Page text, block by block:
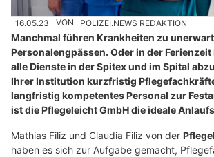
16.05.23 VON POLIZEI.NEWS REDAKTION
Manchmal führen Krankheiten zu
Personalengpässen. Oder in der
alle Dienste in der Spitex und im Spital
Ihrer Institution kurzfristig
langfristig kompetentes Personal zur
ist die Pflegeleicht GmbH die ideale
Mathias Filiz und Claudia Filiz von der
haben es sich zur Aufgabe gemacht,